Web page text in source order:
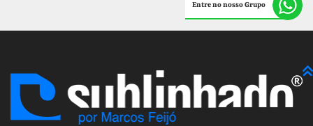
Entre no nosso Grupo